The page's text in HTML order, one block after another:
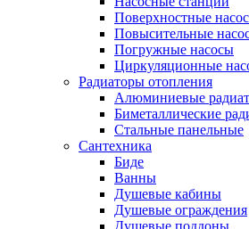
Поверхностные
Повысительные
Погружные насосы
Циркуляционные
Радиаторы отопления
Алюминиевые
Биметаллические
Стальные панельные
Сантехника
Биде
Ванны
Душевые кабины
Душевые ограждения
Душевые поддоны